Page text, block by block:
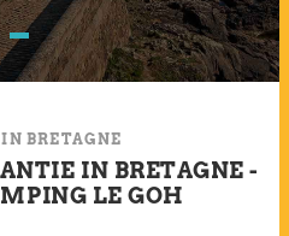
BRETAGNE
IN BRETAGNE -
LE GOH